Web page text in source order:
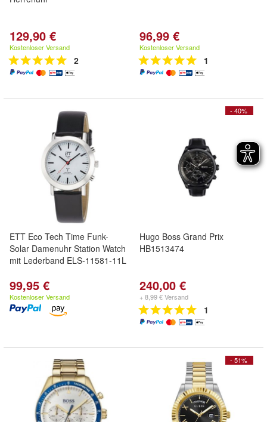
129,90 €
Kostenloser Versand
2
96,99 €
Kostenloser Versand
1
ETT Eco Tech Time Funk-
Solar Damenuhr Station Watch
mit Lederband ELS-11581-11L
99,95 €
Kostenloser Versand
- 40%
Hugo Boss Grand Prix
HB1513474
240,00 €
+ 8,99 € Versand
1
- 51%